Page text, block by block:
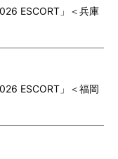
ESCORT」＜兵庫
ESCORT」＜福岡